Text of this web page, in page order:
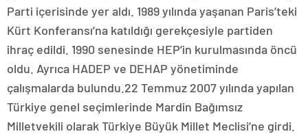
Parti içerisinde yer aldı. 1989 yılında yaşanan Paris’teki
Kürt Konferansı’na katıldığı gerekçesiyle partiden
ihraç edildi. 1990 senesinde HEP’in kurulmasında öncü
oldu. Ayrıca HADEP ve DEHAP yönetiminde
çalışmalarda bulundu.22 Temmuz 2007 yılında yapılan
Türkiye genel seçimlerinde Mardin Bağımsız
Milletvekili olarak Türkiye Büyük Millet Meclisi’ne girdi.